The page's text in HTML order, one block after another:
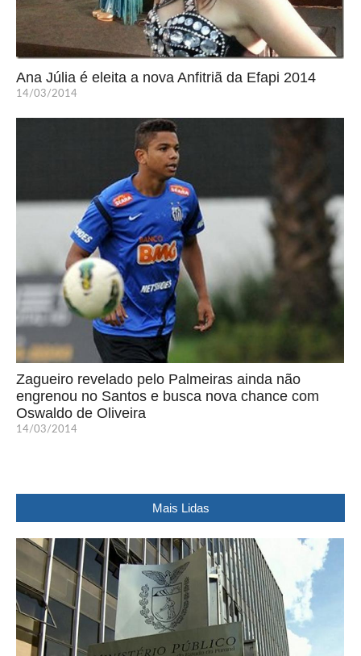
Ana Júlia é eleita a nova Anfitriã da Efapi 2014
14/03/2014
Zagueiro revelado pelo Palmeiras ainda não
engrenou no Santos e busca nova chance com
Oswaldo de Oliveira
14/03/2014
Mais Lidas